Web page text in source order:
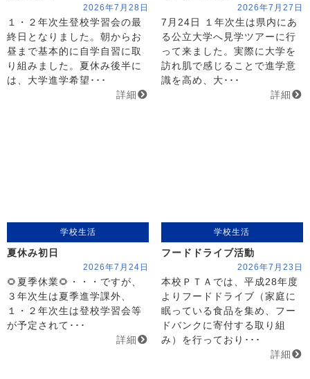
2026年7月28日
１・２年次生登校学習会の最
終日となりました。朝からお
昼まで基本的に自学自習に取
り組みました。夏休み後半に
は、大学進学希望･･･
詳細
2026年7月27日
7月24日 １年次生は県内にあ
る公立大学へ見学ツアーに行
って来ました。実際に大学を
訪れ肌で感じることで進学意
識を高め、大･･･
詳細
学校生活
夏休み初日
2026年7月24日
🌻夏季休業🌻・・・ですが、
３年次生は夏季進学課外、
１・２年次生は登校学習会等
が予定されて･･･
詳細
学校生活
フードドライブ活動
2026年7月23日
本校ＰＴＡでは、平成28年度
よりフードドライブ（家庭に
眠っている食品を集め、フー
ドバンクに寄付する取り組
み）を行っており･･･
詳細